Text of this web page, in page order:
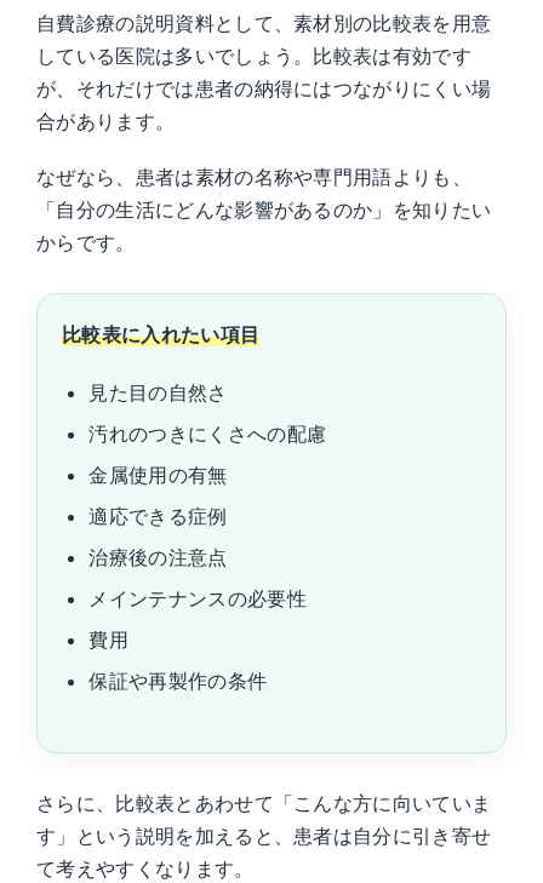
自費診療の説明資料として、素材別の比較表を用意
している医院は多いでしょう。比較表は有効です
が、それだけでは患者の納得にはつながりにくい場
合があります。
なぜなら、患者は素材の名称や専門用語よりも、
「自分の生活にどんな影響があるのか」を知りたい
からです。
比較表に入れたい項目
見た目の自然さ
汚れのつきにくさへの配慮
金属使用の有無
適応できる症例
治療後の注意点
メインテナンスの必要性
費用
保証や再製作の条件
さらに、比較表とあわせて「こんな方に向いていま
す」という説明を加えると、患者は自分に引き寄せ
て考えやすくなります。